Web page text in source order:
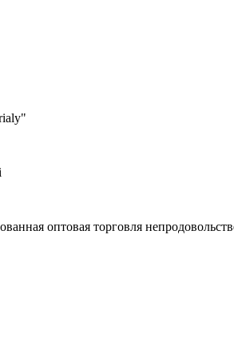
оптовая торговля